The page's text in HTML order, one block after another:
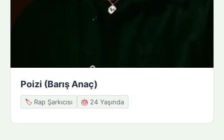
Poizi (Barış Anaç)
🏷️ Rap Şarkıcısı 🎂 24 Yaşında